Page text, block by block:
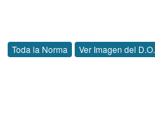
Toda la Norma Ver Imagen del D.O.